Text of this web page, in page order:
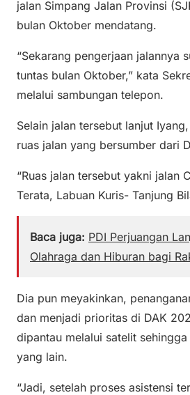
jalan Simpang Jalan Provinsi
bulan Oktober mendatang.
“Sekarang pengerjaan jalannya
tuntas bulan Oktober,” kata
melalui sambungan telepon.
Selain jalan tersebut lanjut
ruas jalan yang bersumber dari
“Ruas jalan tersebut yakni jalan
Terata, Labuan Kuris- Tanjung
Baca juga: PDI Perjuangan
Olahraga dan Hiburan bagi
Dia pun meyakinkan,
dan menjadi prioritas di DAK
dipantau melalui satelit
yang lain.
“Jadi, setelah proses asistensi